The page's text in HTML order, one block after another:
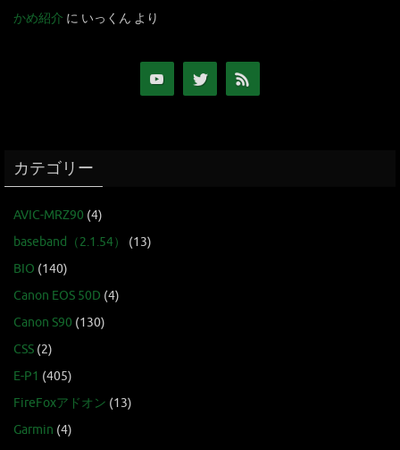
かめ紹介 に いっくん より
カテゴリー
AVIC-MRZ90 (4)
baseband（2.1.54）
(13)
BIO (140)
Canon EOS 50D (4)
Canon S90 (130)
CSS (2)
E-P1 (405)
FireFoxアドオン (13)
Garmin (4)